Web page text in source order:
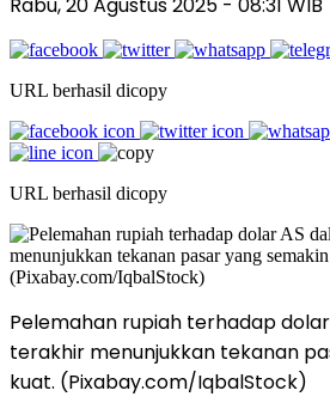
URL berhasil dicopy
URL berhasil dicopy
Pelemahan rupiah terhadap
terakhir menunjukkan tekanan
kuat. (Pixabay.com/IqbalStock)